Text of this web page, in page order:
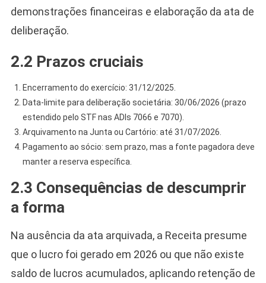
demonstrações financeiras e elaboração da ata de
deliberação.
2.2 Prazos cruciais
Encerramento do exercício: 31/12/2025.
Data-limite para deliberação societária: 30/06/2026 (prazo
estendido pelo STF nas ADIs 7066 e 7070).
Arquivamento na Junta ou Cartório: até 31/07/2026.
Pagamento ao sócio: sem prazo, mas a fonte pagadora deve
manter a reserva específica.
2.3 Consequências de descumprir
a forma
Na ausência da ata arquivada, a Receita presume
que o lucro foi gerado em 2026 ou que não existe
saldo de lucros acumulados, aplicando retenção de